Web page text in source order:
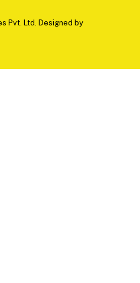
Pvt. Ltd. Designed by